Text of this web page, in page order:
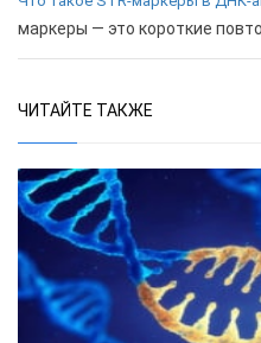
маркеры — это короткие
ЧИТАЙТЕ ТАКЖЕ